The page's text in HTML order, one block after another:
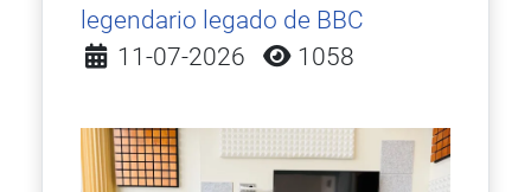
legendario legado de BBC
Detalles
11-07-2026 1058